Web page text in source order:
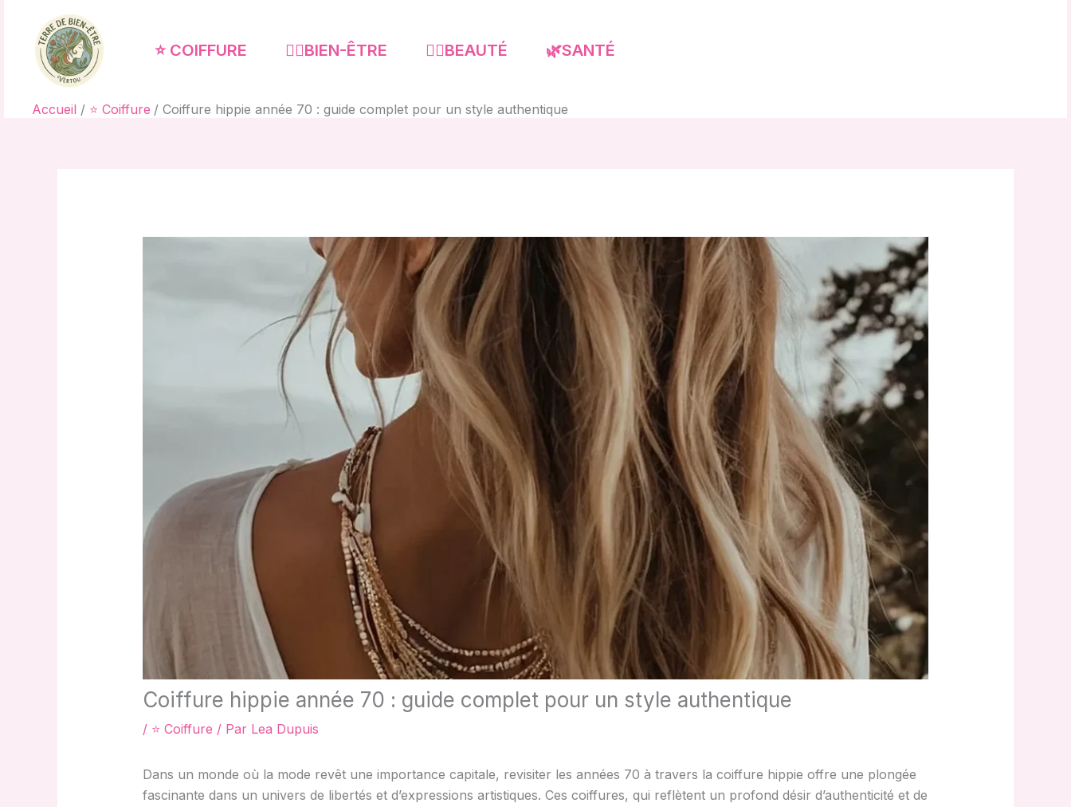
contenu
⭐ COIFFURE 🧘‍♀️BIEN-ÊTRE 💇‍♀️BEAUTÉ 🌿SANTÉ
Accueil ⭐ Coiffure Coiffure hippie année 70 : guide complet pour un style authentique
Coiffure hippie année 70 : guide complet pour un style authentique
/ ⭐ Coiffure / Par Lea Dupuis
Dans un monde où la mode revêt une importance capitale, revisiter les années 70 à travers la coiffure hippie offre une plongée
fascinante dans un univers de libertés et d’expressions artistiques. Ces coiffures, qui reflètent un profond désir d’authenticité et de